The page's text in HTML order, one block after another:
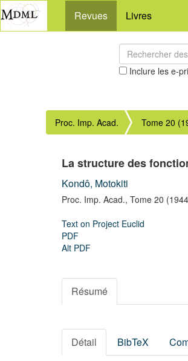
Revues Livres
Inclure les e-
Proc. Imp. Acad. Tome 20
La structure des
Kondô, Motokiti
Proc. Imp. Acad., Tome 20
Text on Project Euclid
PDF
Alt PDF
Résumé
Détail BibTeX